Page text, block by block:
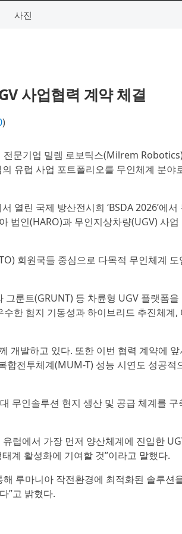
사진
사업협력 계약 체결
)
문기업 밀렘 로보틱스(Milrem
유럽 사업 포트폴리오를 무인체계 분야
열린 국제 방산전시회 ‘BSDA 2026’에
인(HARO)과 무인지상차량(UGV) 사업
회원국들 중심으로 다목적 무인체계
룬트(GRUNT) 등 차륜형 UGV 플랫폼
한 험지 기동성과 하이브리드 추진체계,
개발하고 있다. 또한 이번 협력 계약에
합전투체계(MUM-T) 성능 시연도 성공적
무인솔루션 현지 생산 및 공급 체계를 구
럽에서 가장 먼저 양산체계에 진입한
계 활성화에 기여할 것”이라고 말했다.
루마니아 작전환경에 최적화된 솔루션
”고 밝혔다.